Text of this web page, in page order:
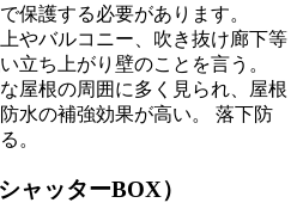
保護する必要があります。
やバルコニー、吹き抜け廊下等
立ち上がり壁のことを言う。
屋根の周囲に多く見られ、屋根
水の補強効果が高い。 落下防
。
ャッターBOX）